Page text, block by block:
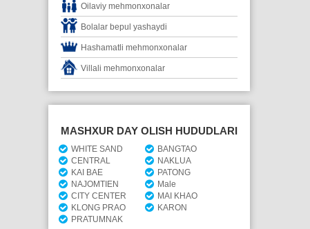
Oilaviy mehmonxonalar
Bolalar bepul yashaydi
Hashamatli mehmonxonalar
Villali mehmonxonalar
MASHXUR DAY OLISH HUDUDLARI
WHITE SAND
BANGTAO
CENTRAL
NAKLUA
KAI BAE
PATONG
NAJOMTIEN
Male
CITY CENTER
MAI KHAO
KLONG PRAO
KARON
PRATUMNAK